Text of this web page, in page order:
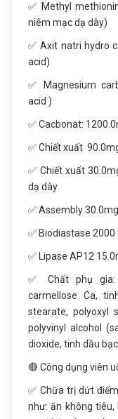
✅ Methyl
niêm mạc dạ dày)
✅ Axit natri hydro
acid)
✅ Magnesium
acid )
✅ Cacbonat:
✅ Chiết xuất
✅ Chiết xuất
dạ dày
✅ Assembly
✅ Biodiastase
✅ Lipase AP12
✅ Chất phụ gia:
carmellose Ca,
stearate, polyoxyl
polyvinyl alcohol
dioxide, tinh dầu bạc
🔴 Công dụng viên
✅ Chữa trị dứt
như: ăn không tiêu,